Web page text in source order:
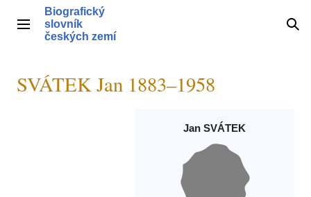
obsahHlavní menu
Biografický
slovník
českých zemí
SVÁTEK Jan 1883–1958
Jan SVÁTEK